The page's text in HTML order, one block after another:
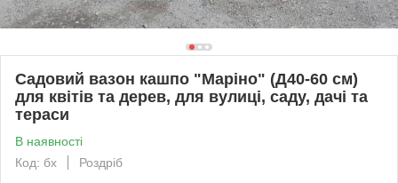
Садовий вазон кашпо "Маріно" (Д40-60 см)
для квітів та дерев, для вулиці, саду, дачі та
тераси
В наявності
Код: бх
Роздріб